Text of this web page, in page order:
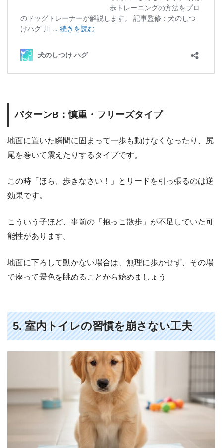
パターンB：慎重・フリーズタイプ
地面に置いた瞬間に固まって一歩も動けなくなったり、尻
尾を巻いて震えたりするタイプです。
この時「ほら、歩きなさい！」とリードを引っ張るのは逆
効果です。
こういう子ほど、事前の「抱っこ散歩」が不足していた可
能性があります。
地面に下ろして動かない場合は、無理に歩かせず、その場
で座って景色を眺めることから始めましょう。
5. 室内トイレの習慣を崩さない工夫